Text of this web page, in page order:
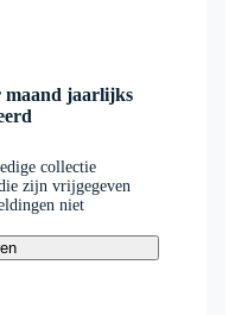
maand jaarlijks
collectie
zijn vrijgegeven
niet